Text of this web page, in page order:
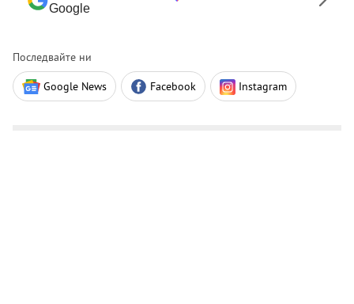
Google
Последвайте ни
Google News Facebook Instagram